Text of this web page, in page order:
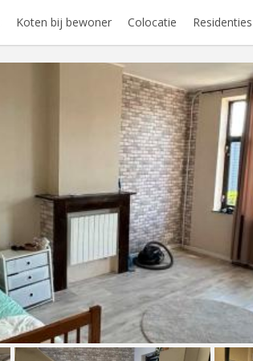
Koten bij bewoner Colocatie Residenties